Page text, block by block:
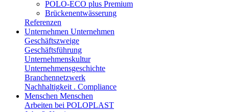
POLO-ECO plus Premium
Brückenentwässerung
Referenzen
Unternehmen Unternehmen
Geschäftszweige
Geschäftsführung
Unternehmenskultur
Unternehmensgeschichte
Branchennetzwerk
Nachhaltigkeit . Compliance
Menschen Menschen
Arbeiten bei POLOPLAST